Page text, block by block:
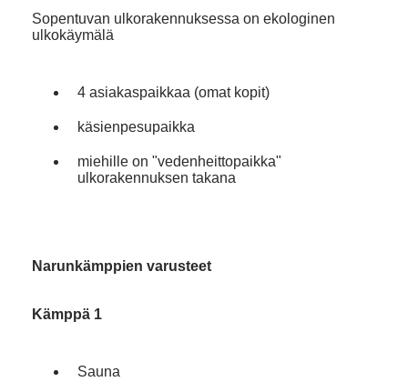
Sopentuvan ulkorakennuksessa on ekologinen
ulkokäymälä
4 asiakaspaikkaa (omat kopit)
käsienpesupaikka
miehille on "vedenheittopaikka"
ulkorakennuksen takana
Narunkämppien varusteet
Kämppä 1
Sauna